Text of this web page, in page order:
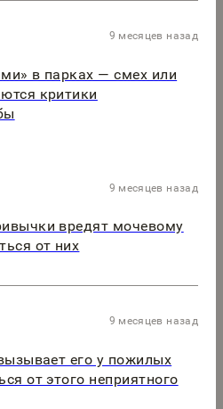
9 месяцев назад
в парках — смех или
критики
9 месяцев назад
вредят мочевому
от них
9 месяцев назад
его у пожилых
от этого неприятного